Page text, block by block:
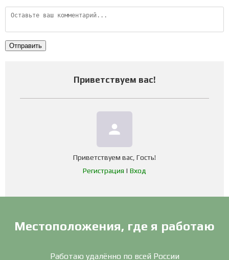
Отправить
Приветствуем вас!
person
Приветствуем вас Гость!
Регистрация | Вход
Местоположения, где я работаю
Работаю удалённо по всей России